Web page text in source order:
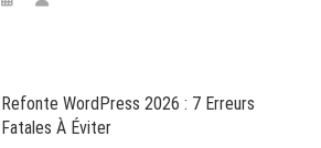
Refonte WordPress 2026 : 7 Erreurs
Fatales À Éviter